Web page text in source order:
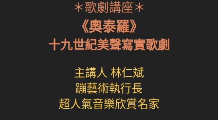
＊歌劇講座＊
《奧泰羅》
十九世紀美聲寫實歌劇
主講人 林仁斌
蹦藝術執行長
超人氣音樂欣賞名家